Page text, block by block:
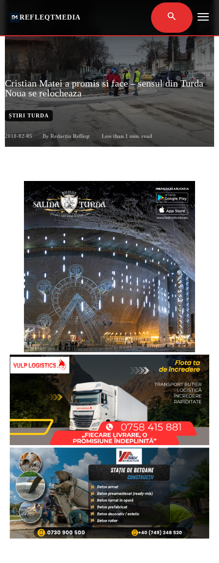
REFLEQTMEDIA
Cristian Matei a promis si face – sensul din Turda
Noua se relocheaza
ȘTIRI TURDA
2018-02-05 By Redacția Refleqt Less than 1 min. read